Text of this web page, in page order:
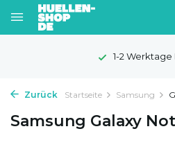
1-2
Zurück Startseite Samsung
Samsung Galaxy